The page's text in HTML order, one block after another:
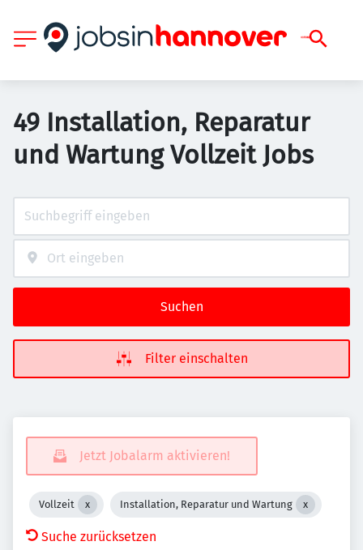
49 Installation, Reparatur
und Wartung Vollzeit Jobs
Suchen
Filter einschalten
Jetzt Jobalarm aktivieren!
Vollzeit Installation, Reparatur und Wartung
Suche zurücksetzen